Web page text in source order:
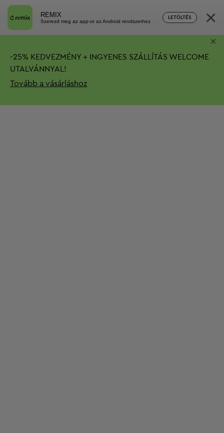
REMIX
Szerezd meg az app-ot az Android rendszerhez
LETÖLTÉS ×
-25% KEDVEZMÉNY + INGYENES SZÁLLÍTÁS WELCOME
UTALVÁNNYAL!
Tovább a vásárláshoz
×